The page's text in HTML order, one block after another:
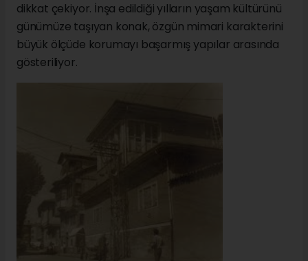
dikkat çekiyor. İnşa edildiği yılların yaşam kültürünü
günümüze taşıyan konak, özgün mimari karakterini
büyük ölçüde korumayı başarmış yapılar arasında
gösteriliyor.